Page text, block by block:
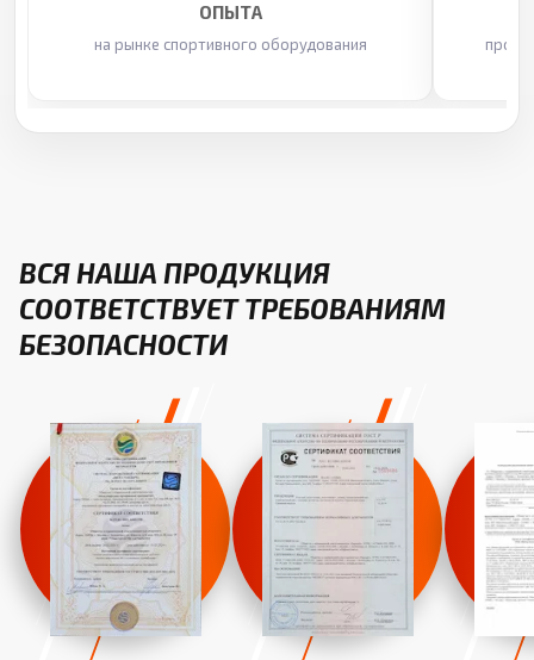
ОПЫТА
на рынке спортивного оборудования
ВСЯ НАША ПРОДУКЦИЯ
СООТВЕТСТВУЕТ ТРЕБОВАНИЯМ
БЕЗОПАСНОСТИ